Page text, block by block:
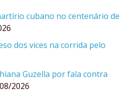
cubano no centenário de
dos vices na corrida pelo
Guzella por fala contra
2026